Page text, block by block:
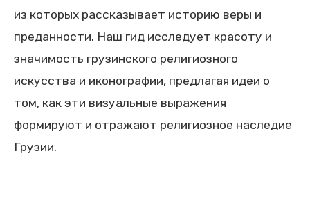
из которых рассказывает историю веры и
преданности. Наш гид исследует красоту и
значимость грузинского религиозного
искусства и иконографии, предлагая идеи о
том, как эти визуальные выражения
формируют и отражают религиозное наследие
Грузии.